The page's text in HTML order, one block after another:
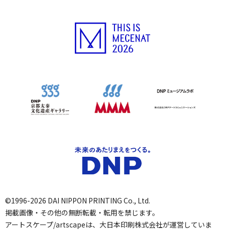
©1996-2026 DAI NIPPON PRINTING Co., Ltd.
掲載画像・その他の無断転載・転用を禁じます。
アートスケープ/artscapeは、大日本印刷株式会社が運営していま